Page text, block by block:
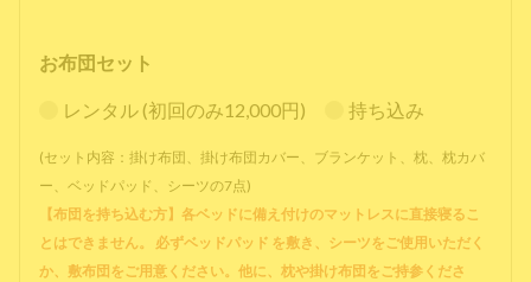
お布団セット
レンタル (初回のみ12,000円) 持ち込み
(セット内容：掛け布団、掛け布団カバー、ブランケット、枕、枕カバ
ー、ベッドパッド、シーツの7点)
【布団を持ち込む方】各ベッドに備え付けのマットレスに直接寝るこ
とはできません。 必ずベッドパッド を敷き、シーツをご使用いただく
か、敷布団をご用意ください。他に、枕や掛け布団をご持参くださ